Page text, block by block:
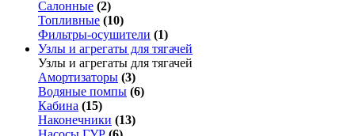
Салонные (2)
Топливные (10)
Фильтры-осушители (1)
Узлы и агрегаты для тягачей
Узлы и агрегаты для тягачей
Амортизаторы (3)
Водяные помпы (6)
Кабина (15)
Наконечники (13)